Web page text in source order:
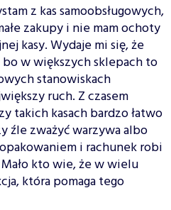
z kas samoobsługowych,
zakupy i nie mam ochoty
kasy. Wydaje mi się, że
w większych sklepach to
stanowiskach
ruch. Z czasem
takich kasach bardzo łatwo
źle zważyć warzywa albo
i rachunek robi
kto wie, że w wielu
która pomaga tego